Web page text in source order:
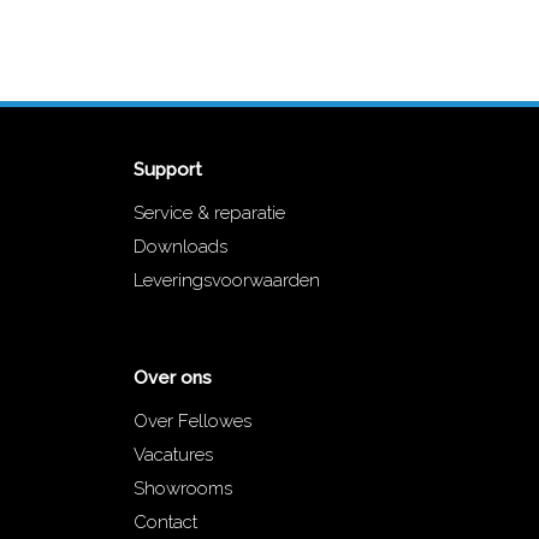
Support
Service & reparatie
Downloads
Leveringsvoorwaarden
Over ons
Over Fellowes
Vacatures
Showrooms
Contact